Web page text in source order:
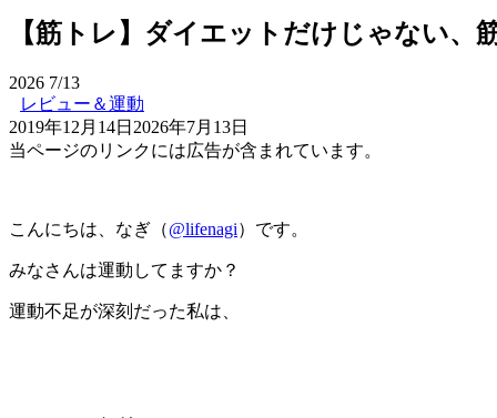
【筋トレ】ダイエットだけじゃない、
2026 7/13
レビュー＆運動
2019年12月14日 2026年7月13日
当ページのリンクには広告が含まれています。
こんにちは、なぎ（@lifenagi）です。
みなさんは運動してますか？
運動不足が深刻だった私は、